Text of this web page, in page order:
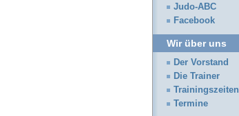
Judo-ABC
Facebook
Wir über uns
Der Vorstand
Die Trainer
Trainingszeiten
Termine